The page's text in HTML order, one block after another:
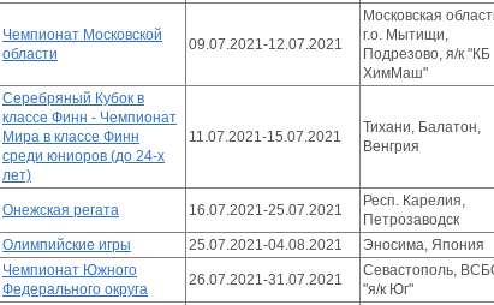
Чемпионат Московской
области
09.07.2021-12.07.2021
Московская
г.о. Мытищи,
Подрезово, я/к "КБ
ХимМаш"
Серебряный Кубок в
классе Финн - Чемпионат
Мира в классе Финн
среди юниоров (до 24-х
лет)
11.07.2021-15.07.2021
Тихани, Балатон,
Венгрия
Онежская регата 16.07.2021-25.07.2021
Респ. Карелия,
Петрозаводск
Олимпийские игры 25.07.2021-04.08.2021 Эносима, Япония
Чемпионат Южного
Федерального округа
26.07.2021-31.07.2021
Севастополь,
"я/к Юг"